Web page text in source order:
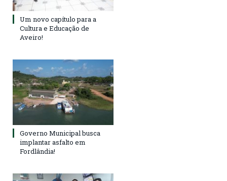
Um novo capítulo para a
Cultura e Educação de
Aveiro!
Governo Municipal busca
implantar asfalto em
Fordlândia!